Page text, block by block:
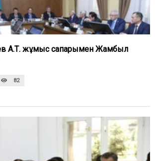
А.Т. жұмыс сапарымен Жамбыл
82